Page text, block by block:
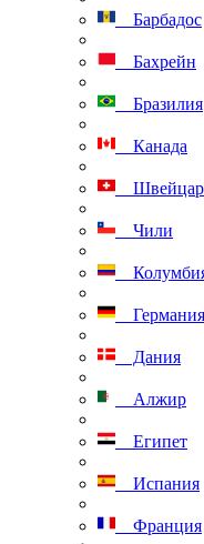
Барбадос
Бахрейн
Бразилия
Канада
Чили
Германия
Дания
Алжир
Египет
Испания
Франция